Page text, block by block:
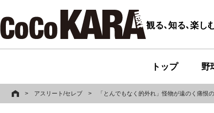
観る､知る､楽し
トップ 野
> アスリート/セレブ > 「とんでもなく的外れ」怪物が遠のく痛恨